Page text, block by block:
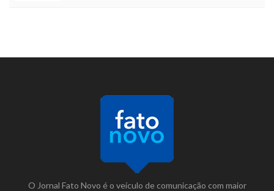
O Jornal Fato Novo é o veículo de comunicação com maior